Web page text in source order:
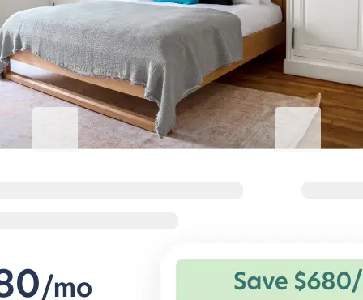
기업 숙박의 품격을 높이세요
과 특별 혜택.